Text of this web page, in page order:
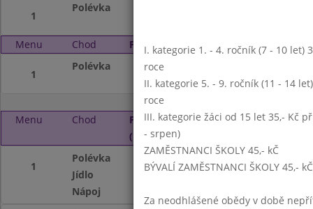
1
Polévka
Menu Chod Pátek 9. 4. 2021 (11:15 - 14:00)
1
Polévka
Menu Chod
Pondělí 12. 4. 2021
(11:15 - 14:00)
1
Polévka
z ovesných vloček
Jídlo
masové koule,
Nápoj
I. kategorie 1. - 4. ročník (7 - 10
roce
II. kategorie 5. - 9. ročník (11 - 14
roce
III. kategorie žáci od 15 let 35,- Kč
- srpen)
ZAMĚSTNANCI ŠKOLY 45,- kČ
BÝVALÍ ZAMĚSTNANCI ŠKOLY 45,- kČ
Za neodhlášené obědy v době